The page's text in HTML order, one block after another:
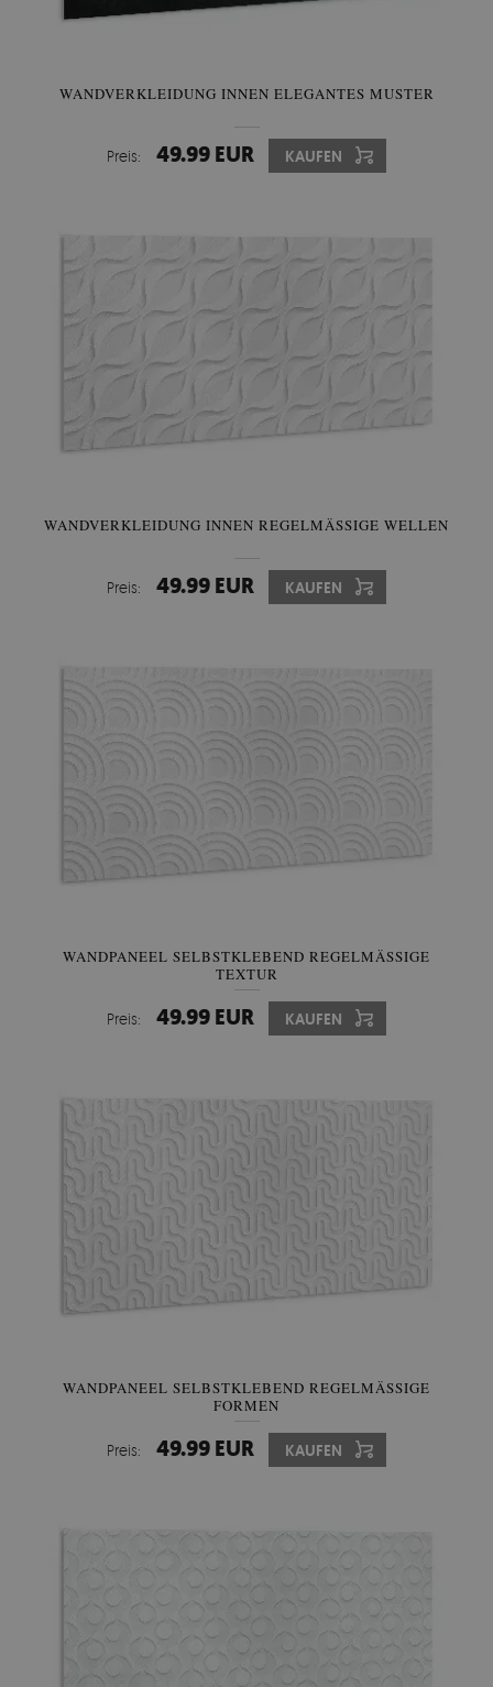
WANDVERKLEIDUNG INNEN ELEGANTES MUSTER
Preis: 49.99 EUR KAUFEN
WANDVERKLEIDUNG INNEN REGELMÄSSIGE WELLEN
Preis: 49.99 EUR KAUFEN
WANDPANEEL SELBSTKLEBEND REGELMÄSSIGE T
EXTUR
Preis: 49.99 EUR KAUFEN
WANDPANEEL SELBSTKLEBEND REGELMÄSSIGE F
ORMEN
Preis: 49.99 EUR KAUFEN